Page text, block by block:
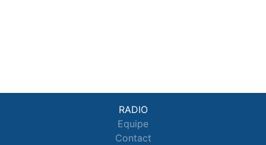
RADIO
Equipe
Contact